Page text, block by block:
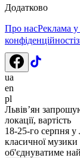
Додатково
Про насРеклама
конфіденційності
ua
en
pl
Львів’ян
локації, вартість
18-25-го серпня
класичної
об'єднуватиме